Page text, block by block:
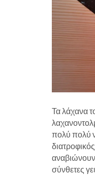
Τα λάχανα
πολύ πολύ
αναβιώνουν
σύνθετες